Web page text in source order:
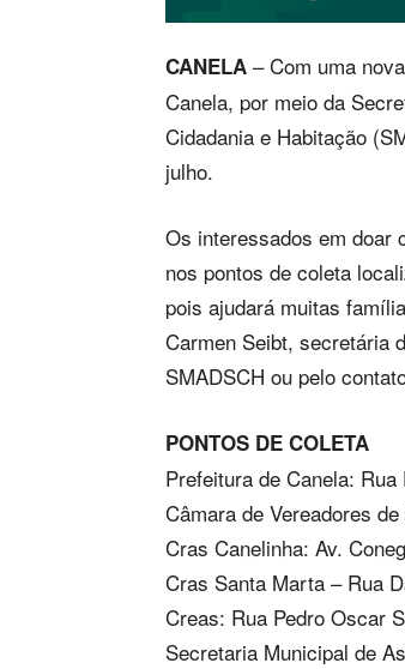
CANELA – Com uma
Canela, por meio da
Cidadania e Habitação
julho.
Os interessados em doar
nos pontos de coleta
pois ajudará muitas
Carmen Seibt, secretária
SMADSCH ou pelo
PONTOS DE COLETA
Prefeitura de Canela:
Câmara de Vereadores
Cras Canelinha: Av.
Cras Santa Marta – Rua
Creas: Rua Pedro Oscar
Secretaria Municipal de